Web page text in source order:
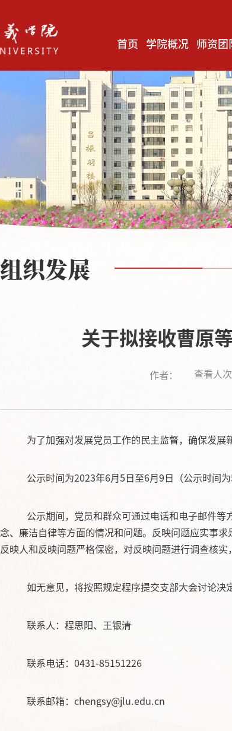
首页 学院概况 师资团
组织发展
关于拟接收曹原
作者： 查看人次
为了加强对发展党员工作的民主监督，确保发展
公示时间为2023年6月5日至6月9日（公示时间为
公示期间，党员和群众可通过电话和电子邮件
念、廉洁自律等方面的情况和问题。反映问题应实事
反映人和反映问题严格保密，对反映问题进行调查核
如无意见，将按照规定程序提交支部大会讨论决
联系人：程思阳、王银清
联系电话：0431-85151226
联系邮箱：chengsy@jlu.edu.cn